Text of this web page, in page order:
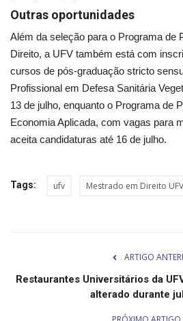
Solidariedade
Meio Ambiente
Justiça
Obituário
Minas Gerais
Outras oportunidades
Além da seleção para o Programa de
Direito, a UFV também está com
cursos de pós-graduação stricto
Profissional em Defesa Sanitária
13 de julho, enquanto o Programa de
Economia Aplicada, com vagas para
aceita candidaturas até 16 de julho.
Tags: ufv Mestrado em Direito UFV
ARTIGO
Restaurantes Universitários da
alterado durante